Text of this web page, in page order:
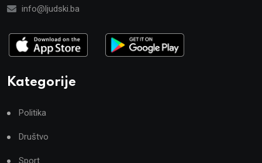
info@ljudski.ba
Kategorije
Politika
Društvo